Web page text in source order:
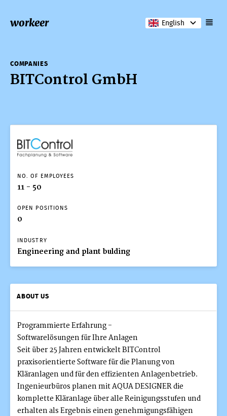
workeer English
COMPANIES
BITControl GmbH
NO. OF EMPLOYEES
11 - 50
OPEN POSITIONS
0
INDUSTRY
Engineering and plant bulding
ABOUT US
Programmierte Erfahrung -
Softwarelösungen für Ihre Anlagen
Seit über 25 Jahren entwickelt BITControl
praxisorientierte Software für die Planung von
Kläranlagen und für den effizienten Anlagenbetrieb.
Ingenieurbüros planen mit AQUA DESIGNER die
komplette Kläranlage über alle Reinigungsstufen und
erhalten als Ergebnis einen genehmigungsfähigen